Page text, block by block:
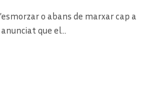
o abans de marxar cap a
que el…